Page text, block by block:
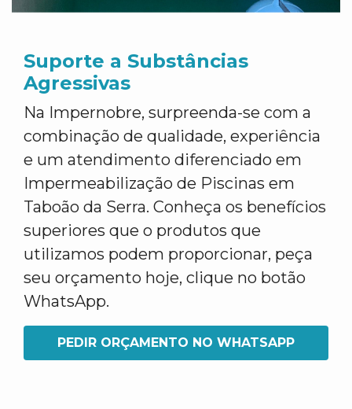
Suporte a Substâncias
Agressivas
Na Impernobre, surpreenda-se com a
combinação de qualidade, experiência
e um atendimento diferenciado em
Impermeabilização de Piscinas em
Taboão da Serra. Conheça os benefícios
superiores que o produtos que
utilizamos podem proporcionar, peça
seu orçamento hoje, clique no botão
WhatsApp.
PEDIR ORÇAMENTO NO WHATSAPP